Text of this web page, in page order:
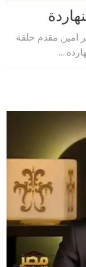
امين مقدم حلقة
...